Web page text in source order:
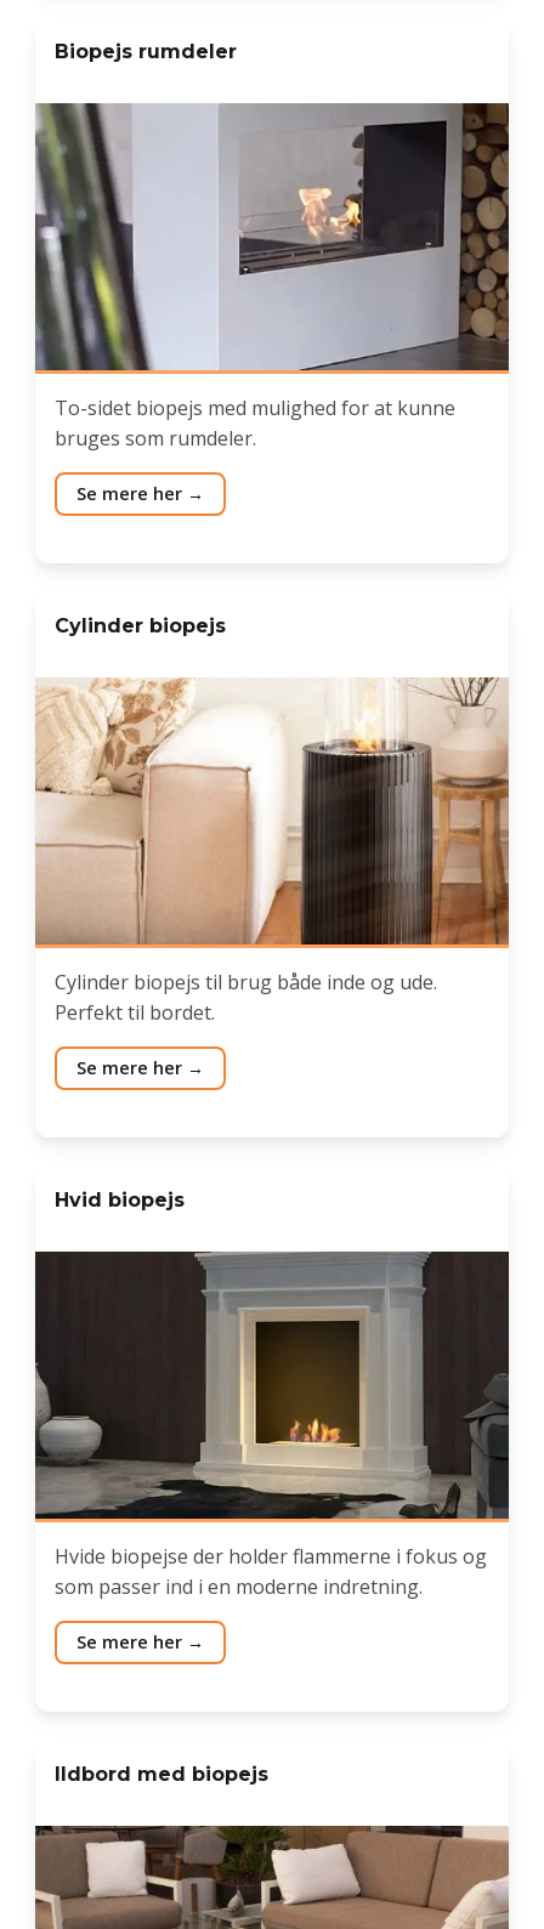
Biopejs rumdeler
To-sidet biopejs med mulighed for at kunne
bruges som rumdeler.
Se mere her
Cylinder biopejs
Cylinder biopejs til brug både inde og ude.
Perfekt til bordet.
Se mere her
Hvid biopejs
Hvide biopejse der holder flammerne i fokus og
som passer ind i en moderne indretning.
Se mere her
Ildbord med biopejs